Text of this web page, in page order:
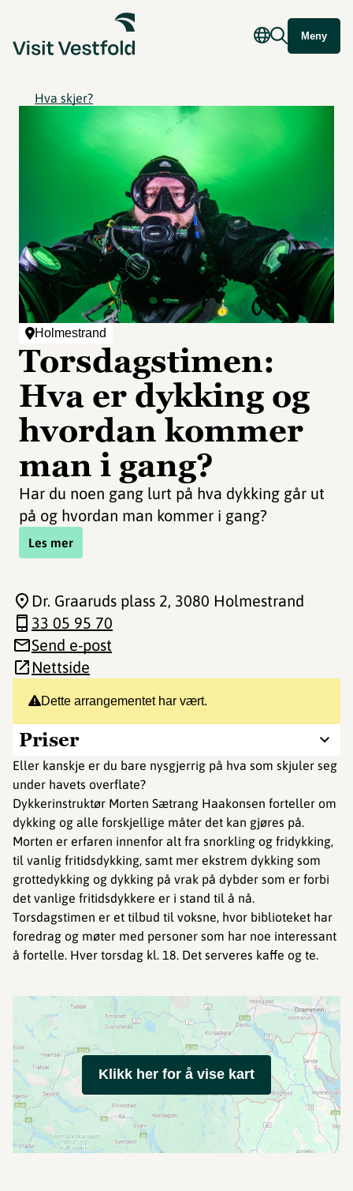
Meny
Hva skjer?
Holmestrand
Torsdagstimen:
Hva er dykking og
hvordan kommer
man i gang?
Har du noen gang lurt på hva dykking går ut
på og hvordan man kommer i gang?
Les mer
Dette arrangementet har vært.
Priser
Eller kanskje er du bare nysgjerrig på hva som skjuler seg
under havets overflate?
Dykkerinstruktør Morten Sætrang Haakonsen forteller om
dykking og alle forskjellige måter det kan gjøres på.
Morten er erfaren innenfor alt fra snorkling og fridykking,
til vanlig fritidsdykking, samt mer ekstrem dykking som
grottedykking og dykking på vrak på dybder som er forbi
det vanlige fritidsdykkere er i stand til å nå.
Torsdagstimen er et tilbud til voksne, hvor biblioteket har
foredrag og møter med personer som har noe interessant
å fortelle. Hver torsdag kl. 18. Det serveres kaffe og te.
Dr. Graaruds plass 2, 3080 Holmestrand
33 05 95 70
Send e-post
Nettside
Klikk her for å vise kart